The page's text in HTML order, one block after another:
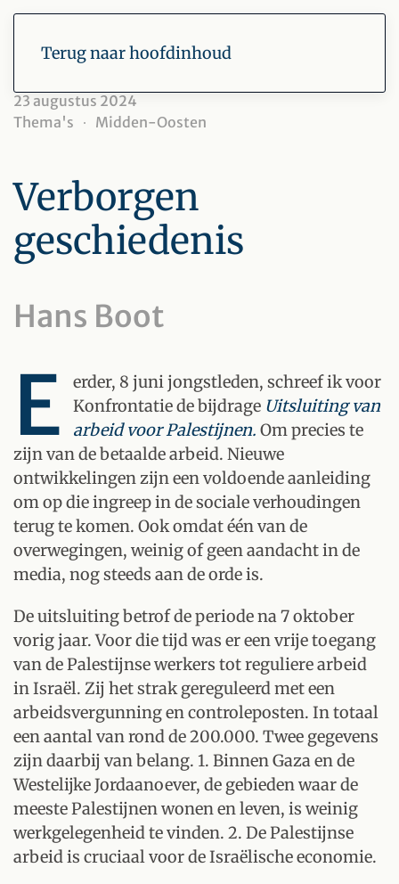
Terug naar hoofdinhoud
23 augustus 2024
Thema's
Midden-Oosten
Verborgen
geschiedenis
Hans Boot
E
erder, 8 juni jongstleden, schreef ik voor
Konfrontatie de bijdrage Uitsluiting van
arbeid voor Palestijnen. Om precies te
zijn van de betaalde arbeid. Nieuwe
ontwikkelingen zijn een voldoende aanleiding
om op die ingreep in de sociale verhoudingen
terug te komen. Ook omdat één van de
overwegingen, weinig of geen aandacht in de
media, nog steeds aan de orde is.
De uitsluiting betrof de periode na 7 oktober
vorig jaar. Voor die tijd was er een vrije toegang
van de Palestijnse werkers tot reguliere arbeid
in Israël. Zij het strak gereguleerd met een
arbeidsvergunning en controleposten. In totaal
een aantal van rond de 200.000. Twee gegevens
zijn daarbij van belang. 1. Binnen Gaza en de
Westelijke Jordaanoever, de gebieden waar de
meeste Palestijnen wonen en leven, is weinig
werkgelegenheid te vinden. 2. De Palestijnse
arbeid is cruciaal voor de Israëlische economie.